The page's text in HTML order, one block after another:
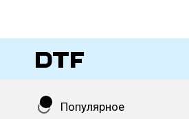
Популярное